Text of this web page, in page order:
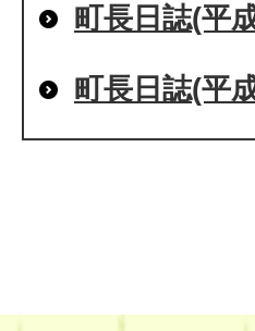
町長日誌(平
町長日誌(平